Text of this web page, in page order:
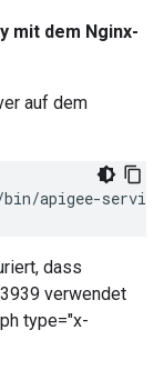
mit dem Nginx-
auf dem
apigee-
dass
verwendet
type="x-